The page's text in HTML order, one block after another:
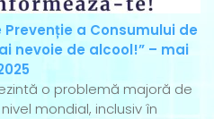
a Consumului de
nevoie de alcool!” – mai
o problemă majoră de
mondial, inclusiv în